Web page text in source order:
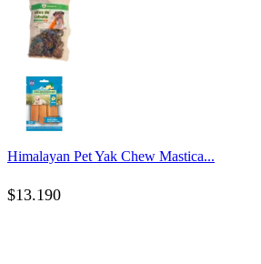
Himalayan Pet Yak Chew Mastica...
$13.190